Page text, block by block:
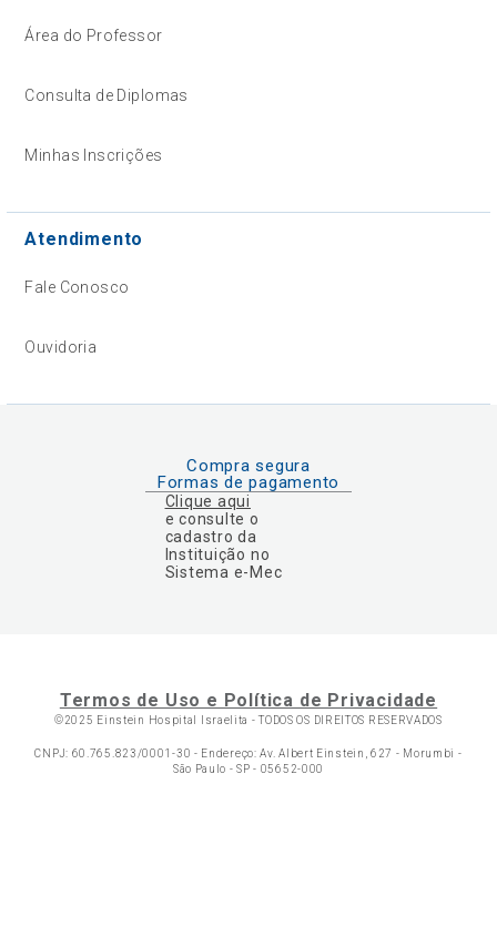
Área do Professor
Consulta de Diplomas
Minhas Inscrições
Atendimento
Fale Conosco
Ouvidoria
Compra segura
Formas de pagamento
Clique aqui
e consulte o
cadastro da
Instituição no
Sistema e-Mec
Termos de Uso e Política de Privacidade
©2025 Einstein Hospital Israelita -TODOS OS DIREITOS RESERVADOS
CNPJ: 60.765.823/0001-30 - Endereço: Av. Albert Einstein, 627 - Morumbi -
São Paulo - SP - 05652-000